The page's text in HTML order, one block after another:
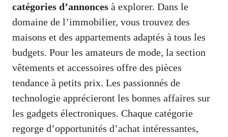
catégories d’annonces à explorer. Dans le
domaine de l’immobilier, vous trouvez des
maisons et des appartements adaptés à tous les
budgets. Pour les amateurs de mode, la section
vêtements et accessoires offre des pièces
tendance à petits prix. Les passionnés de
technologie apprécieront les bonnes affaires sur
les gadgets électroniques. Chaque catégorie
regorge d’opportunités d’achat intéressantes,